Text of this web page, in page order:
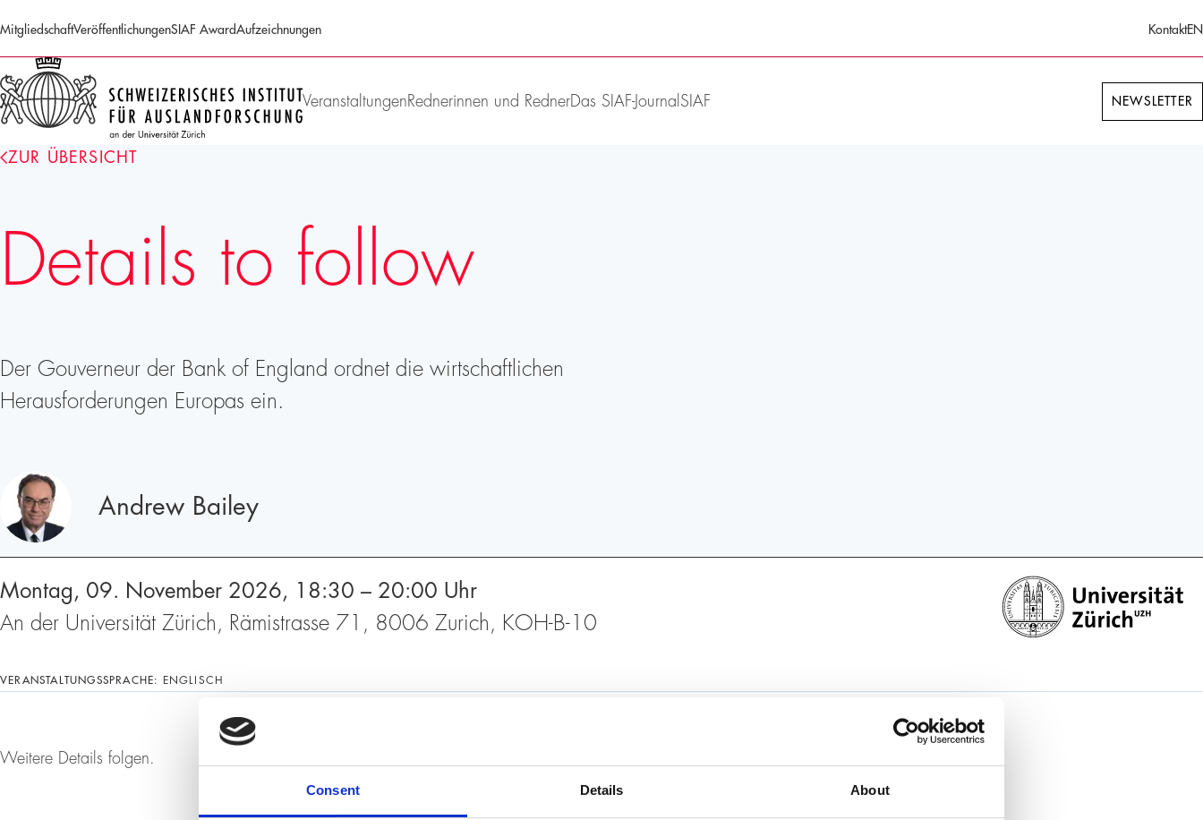
Consent Details About
MitgliedschaftVeröffentlichungenSIAF AwardAufzeichnungen KontaktEN
Homepage
VeranstaltungenRednerinnen und Redner Das SIAF-Journal SIAF NEWSLETTER
ZUR ÜBERSICHT
Details to follow
Der Gouverneur der Bank of England ordnet die wirtschaftlichen
Herausforderungen Europas ein.
Andrew Bailey
Montag, 09. November 2026, 18:30 – 20:00 Uhr
An der Universität Zürich, Rämistrasse 71, 8006 Zurich, KOH-B-10
VERANSTALTUNGSSPRACHE: ENGLISCH
Weitere Details folgen.